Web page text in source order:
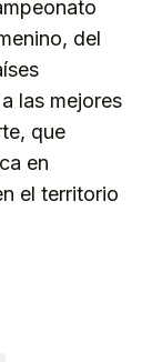
del
las mejores
que
en
el territorio